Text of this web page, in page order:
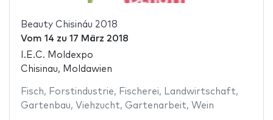
Beauty Chisináu 2018
Vom 14 zu 17 März 2018
I.E.C. Moldexpo
Chisinau, Moldawien
Fisch, Forstindustrie, Fischerei, Landwirtschaft,
Gartenbau, Viehzucht, Gartenarbeit, Wein